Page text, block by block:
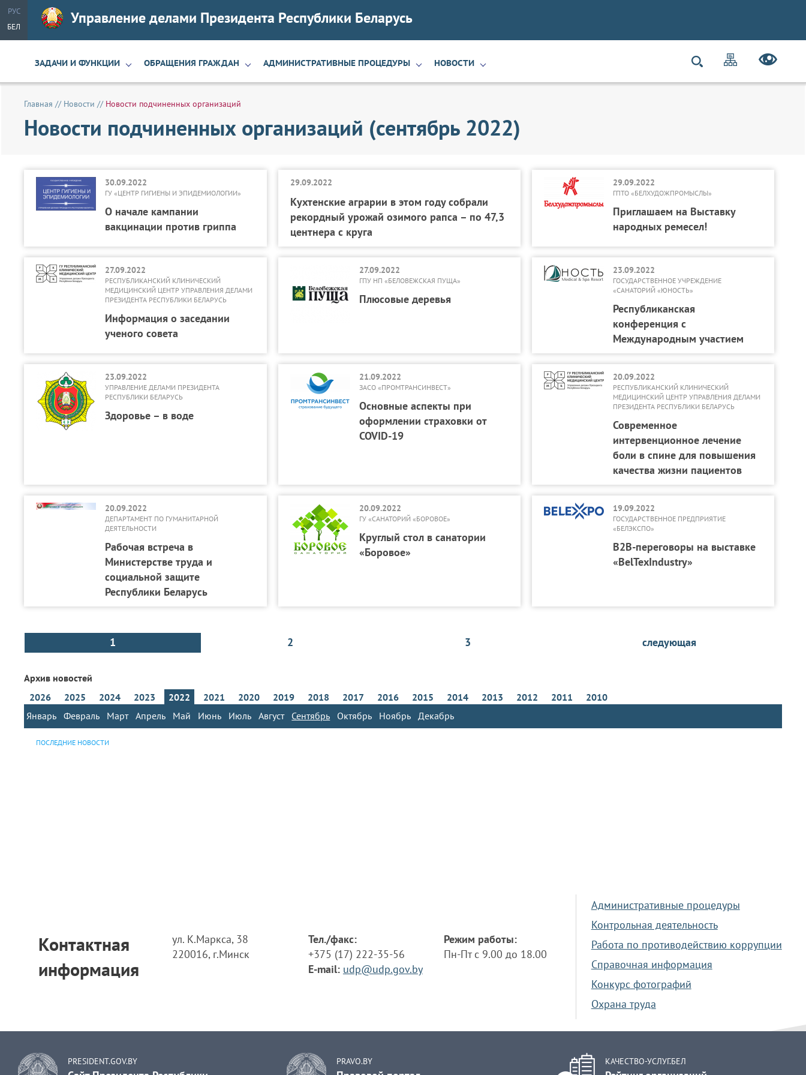
РУС
БЕЛ
Управление делами Президента Республики Беларусь
ЗАДАЧИ И ФУНКЦИИ ОБРАЩЕНИЯ ГРАЖДАН АДМИНИСТРАТИВНЫЕ ПРОЦЕДУРЫ НОВОСТИ
Главная // Новости // Новости подчиненных организаций
Новости подчиненных организаций (сентябрь 2022)
30.09.2022
ГУ «ЦЕНТР ГИГИЕНЫ И ЭПИДЕМИОЛОГИИ»
О начале кампании
вакцинации против гриппа
29.09.2022
Кухтенские аграрии в этом году собрали
рекордный урожай озимого рапса – по 47,3
центнера с круга
29.09.2022
ГПТО «БЕЛХУДОЖПРОМЫСЛЫ»
Приглашаем на Выставку
народных ремесел!
27.09.2022
РЕСПУБЛИКАНСКИЙ КЛИНИЧЕСКИЙ
МЕДИЦИНСКИЙ ЦЕНТР УПРАВЛЕНИЯ ДЕЛАМИ
ПРЕЗИДЕНТА РЕСПУБЛИКИ БЕЛАРУСЬ
Информация о заседании
ученого совета
27.09.2022
ГПУ НП «БЕЛОВЕЖСКАЯ ПУЩА»
Плюсовые деревья
23.09.2022
ГОСУДАРСТВЕННОЕ УЧРЕЖДЕНИЕ
«САНАТОРИЙ «ЮНОСТЬ»
Республиканская
конференция с
Международным участием
23.09.2022
УПРАВЛЕНИЕ ДЕЛАМИ ПРЕЗИДЕНТА
РЕСПУБЛИКИ БЕЛАРУСЬ
Здоровье – в воде
21.09.2022
ЗАСО «ПРОМТРАНСИНВЕСТ»
Основные аспекты при
оформлении страховки от
COVID-19
20.09.2022
РЕСПУБЛИКАНСКИЙ КЛИНИЧЕСКИЙ
МЕДИЦИНСКИЙ ЦЕНТР УПРАВЛЕНИЯ ДЕЛАМИ
ПРЕЗИДЕНТА РЕСПУБЛИКИ БЕЛАРУСЬ
Современное
интервенционное лечение
боли в спине для повышения
качества жизни пациентов
20.09.2022
ДЕПАРТАМЕНТ ПО ГУМАНИТАРНОЙ
ДЕЯТЕЛЬНОСТИ
Рабочая встреча в
Министерстве труда и
социальной защите
Республики Беларусь
20.09.2022
ГУ «САНАТОРИЙ «БОРОВОЕ»
Круглый стол в санатории
«Боровое»
19.09.2022
ГОСУДАРСТВЕННОЕ ПРЕДПРИЯТИЕ
«БЕЛЭКСПО»
В2В-переговоры на выставке
«BelTexIndustry»
1 2 3 следующая
Архив новостей
2026
2025 2024 2023
2022
Январь
Февраль Март Апрель Май Июнь Июль Август Сентябрь Октябрь Ноябрь Декабрь
2021 2020 2019 2018 2017 2016 2015 2014 2013 2012 2011 2010
ПОСЛЕДНИЕ НОВОСТИ
Контактная
информация
ул. К.Маркса, 38
220016, г.Минск
Тел./факс:
+375 (17) 222-35-56
E-mail: udp@udp.gov.by
Режим работы:
Пн-Пт с 9.00 до 18.00
Административные процедуры
Контрольная деятельность
Работа по противодействию коррупции
Справочная информация
Конкурс фотографий
Охрана труда
PRESIDENT.GOV.BY PRAVO.BY КАЧЕСТВО-УСЛУГ.БЕЛ